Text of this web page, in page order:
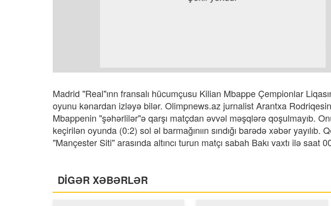
Madrid "Real"ınn fransalı hücumçusu Kilian Mbappe Çempionlar
oyunu kənardan izləyə bilər. Olimpnews.az jurnalist Arantxa
Mbappenin "şəhərlilər"ə qarşı matçdan əvvəl məşqlərə qoşulmayıb.
keçirilən oyunda (0:2) sol əl barmağınıın sındığı barədə xəbər
"Mançester Siti" arasında altıncı turun matçı sabah Bakı vaxtı ilə saat
DİGƏR XƏBƏRLƏR